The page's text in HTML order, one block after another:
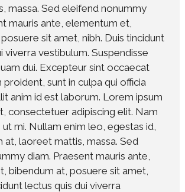
massa. Sed eleifend nonummy
mauris ante, elementum et,
sit amet, nibh. Duis tincidunt
viverra vestibulum. Suspendisse
dui. Excepteur sint occaecat
sunt in culpa qui officia
anim id est laborum. Lorem ipsum
consectetuer adipiscing elit. Nam
mi. Nullam enim leo, egestas id,
at, laoreet mattis, massa. Sed
diam. Praesent mauris ante,
bibendum at, posuere sit amet,
lectus quis dui viverra